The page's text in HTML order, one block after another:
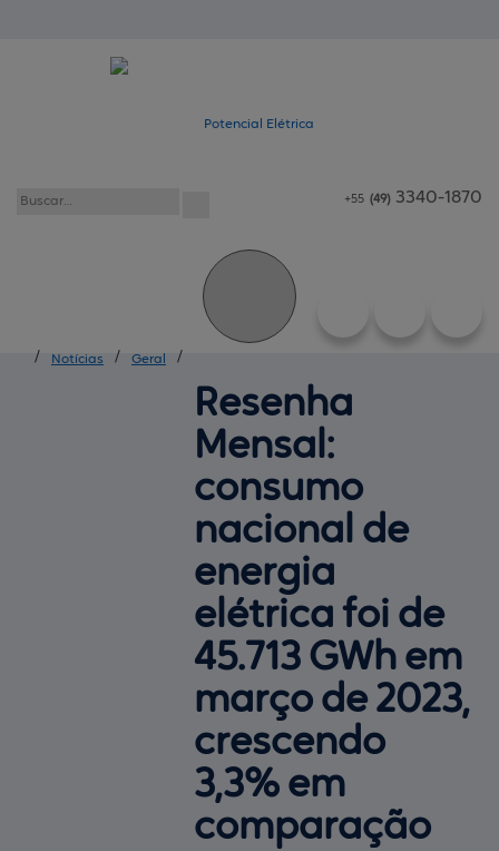
+55 (49) 3340-1870
/ Notícias / Geral /
Resenha
Mensal:
consumo
nacional de
energia
elétrica foi de
45.713 GWh em
março de 2023,
crescendo
3,3% em
comparação